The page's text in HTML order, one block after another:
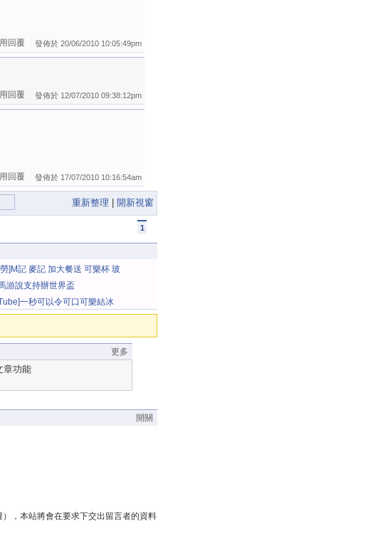
發佈於 20/06/2010 10:05:49pm
回覆
發佈於 12/07/2010 09:38:12pm
回覆
發佈於 17/07/2010 10:16:54am
回覆
重新整理 開新視窗
1
]M記 麥記 加大餐送 可樂杯 玻
敦2012 奧運杯
游說支持辦世界盃
一秒可以令可口可樂結冰
更多
章功能
開關
，本站將會在要求下交出留言者的資料